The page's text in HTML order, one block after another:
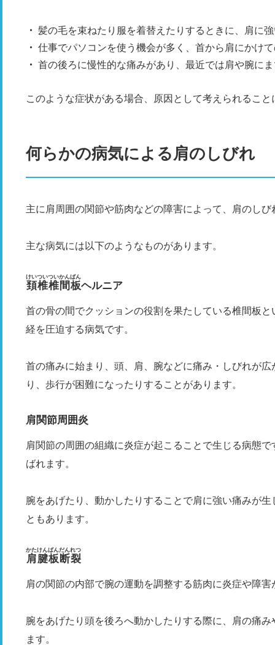
髪の毛を束ねたり服を着替えたりするときに、肩に
仕事でパソコンを使う機会が多く、首から肩にかけ
首の後ろに慢性的な痛みがあり、最近では肩や腕に
このような症状がある場合、原因として考えられるこ
何らかの病気による肩のしびれ
主に肩周囲の関節や筋肉などの障害によって、肩のし
主な病気には以下のようなものがあります。
頚椎椎間板
けいついついかんばん
ヘルニア
首の骨の間でクッションの役割を果たしている椎間板
経を圧迫する病気です。
首の痛みに始まり、頭、肩、腕などに痛み・しびれが
り、歩行が困難になったりすることがあります。
肩関節周囲炎
肩関節の周囲の組織に炎症が起こることで生じる病態
ばれます。
腕をあげたり、動かしたりすることで肩に強い痛みが
ともあります。
肩腱板断裂
かたけんばんだんれつ
肩の関節の内部で腕の運動を調整する筋肉に炎症や障
腕をあげたり頭を後ろへ動かしたりする際に、肩の痛
ます。